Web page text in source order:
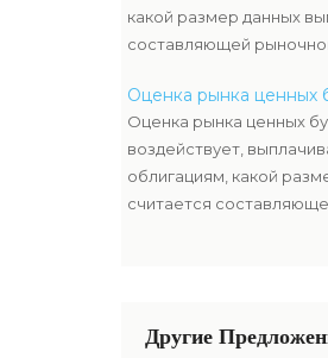
какой размер данных
составляющей
ценных бумаг.
Оценка рынка ценных
Оценка рынка ценных
воздействует,
облигациям, какой
считается
Другие